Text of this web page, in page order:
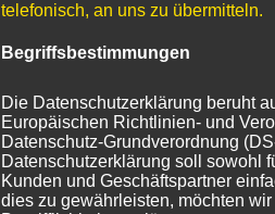
telefonisch, an uns zu übermitteln.
Begriffsbestimmungen
Die Datenschutzerklärung beruht
Europäischen Richtlinien- und
Datenschutz-Grundverordnung
Datenschutzerklärung soll sowohl
Kunden und Geschäftspartner
dies zu gewährleisten, möchten